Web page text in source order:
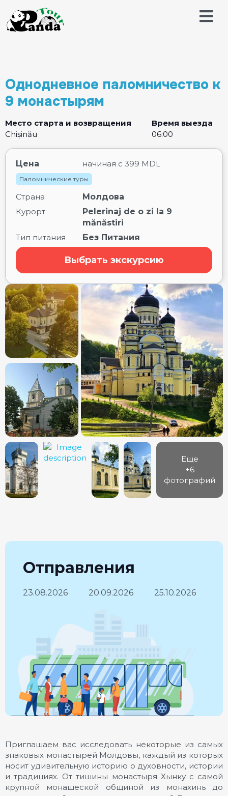
Однодневное паломничество к
9 монастырям
Место старта и возвращения
Chișinău
Время выезда
06:00
Цена начиная с399 MDL
Паломнические туры
Страна
Молдова
Курорт
Pelerinaj de o zi la 9
mănăstiri
Тип питания
Без Питания
Выбрать экскурсию
Еще
+6
фотографий
Отправления
23.08.2026 20.09.2026 25.10.2026
Приглашаем вас исследовать некоторые из самых
знаковых монастырей Молдовы, каждый из которых
носит удивительную историю о духовности, истории
и традициях. От тишины монастыря Хынку с самой
крупной монашеской общиной из монахинь до